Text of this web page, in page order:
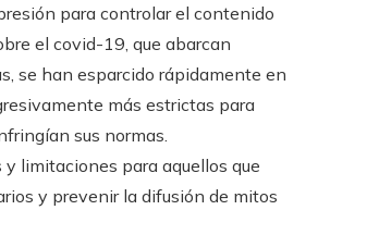
para controlar el contenido
el covid-19, que abarcan
se han esparcido rápidamente en
más estrictas para
sus normas.
limitaciones para aquellos que
y prevenir la difusión de mitos